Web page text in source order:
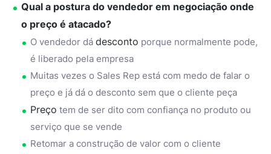
Qual a postura do vendedor em negociação onde
o preço é atacado?
O vendedor dá desconto porque normalmente pode,
é liberado pela empresa
Muitas vezes o Sales Rep está com medo de falar o
preço e já dá o desconto sem que o cliente peça
Preço tem de ser dito com confiança no produto ou
serviço que se vende
Retomar a construção de valor com o cliente